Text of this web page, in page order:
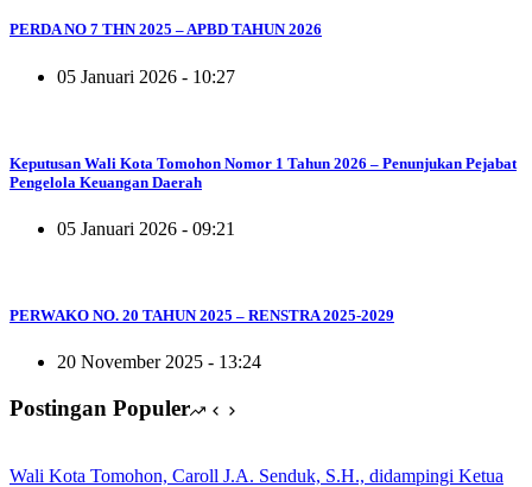
PERDA NO 7 THN 2025 – APBD TAHUN 2026
05 Januari 2026 - 10:27
Keputusan Wali Kota Tomohon Nomor 1 Tahun 2026 – Penunjukan Pejabat
Pengelola Keuangan Daerah
05 Januari 2026 - 09:21
PERWAKO NO. 20 TAHUN 2025 – RENSTRA 2025-2029
20 November 2025 - 13:24
Postingan Populer
Wali Kota Tomohon, Caroll J.A. Senduk, S.H., didampingi Ketua